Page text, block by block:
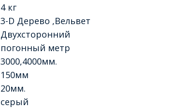
4 кг
3-D Дерево ,Вельвет
Двухсторонний
погонный метр
3000,4000мм.
150мм
20мм.
серый